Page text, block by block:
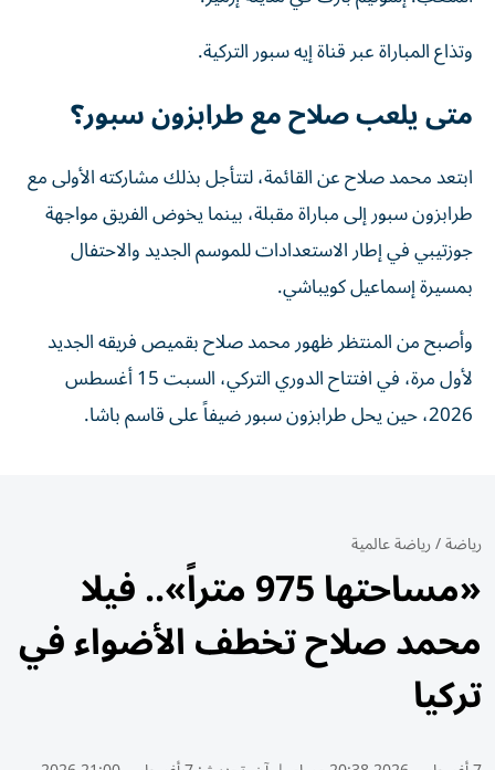
وتذاع المباراة عبر قناة إيه سبور التركية.
متى يلعب صلاح مع طرابزون سبور؟
ابتعد محمد صلاح عن القائمة، لتتأجل بذلك مشاركته الأولى مع
طرابزون سبور إلى مباراة مقبلة، بينما يخوض الفريق مواجهة
جوزتيبي في إطار الاستعدادات للموسم الجديد والاحتفال
بمسيرة إسماعيل كويباشي.
وأصبح من المنتظر ظهور محمد صلاح بقميص فريقه الجديد
لأول مرة، في افتتاح الدوري التركي، السبت 15 أغسطس
2026، حين يحل طرابزون سبور ضيفاً على قاسم باشا.
رياضة/رياضة عالمية
«مساحتها 975 متراً».. فيلا
محمد صلاح تخطف الأضواء في
تركيا